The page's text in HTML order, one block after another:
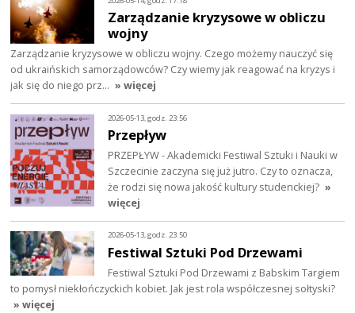
Zarządzanie kryzysowe w obliczu
wojny
Zarządzanie kryzysowe w obliczu wojny. Czego możemy nauczyć się
od ukraińskich samorządowców? Czy wiemy jak reagować na kryzys i
jak się do niego prz… » więcej
2026-05-13, godz. 23:56
Przepływ
PRZEPŁYW - Akademicki Festiwal Sztuki i Nauki w
Szczecinie zaczyna się już jutro. Czy to oznacza,
że rodzi się nowa jakość kultury studenckiej? »
więcej
2026-05-13, godz. 23:50
Festiwal Sztuki Pod Drzewami
Festiwal Sztuki Pod Drzewami z Babskim Targiem
to pomysł niekłończyckich kobiet. Jak jest rola współczesnej sołtyski?
» więcej